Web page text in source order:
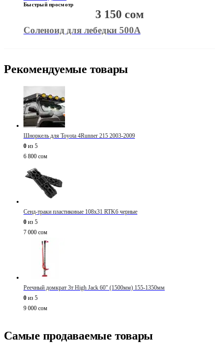
Быстрый просмотр
Соленоид для лебедки 500А
3 150 сом
Рекомендуемые товары
Шноркель для Toyota 4Runner 215 2003-2009
0 из 5
6 800 сом
Сенд-траки пластиковые 108х31 RTK6 черные
0 из 5
7 000 сом
Реечный домкрат 3т High Jack 60" (1500мм) 155-1350мм
0 из 5
9 000 сом
Самые продаваемые товары